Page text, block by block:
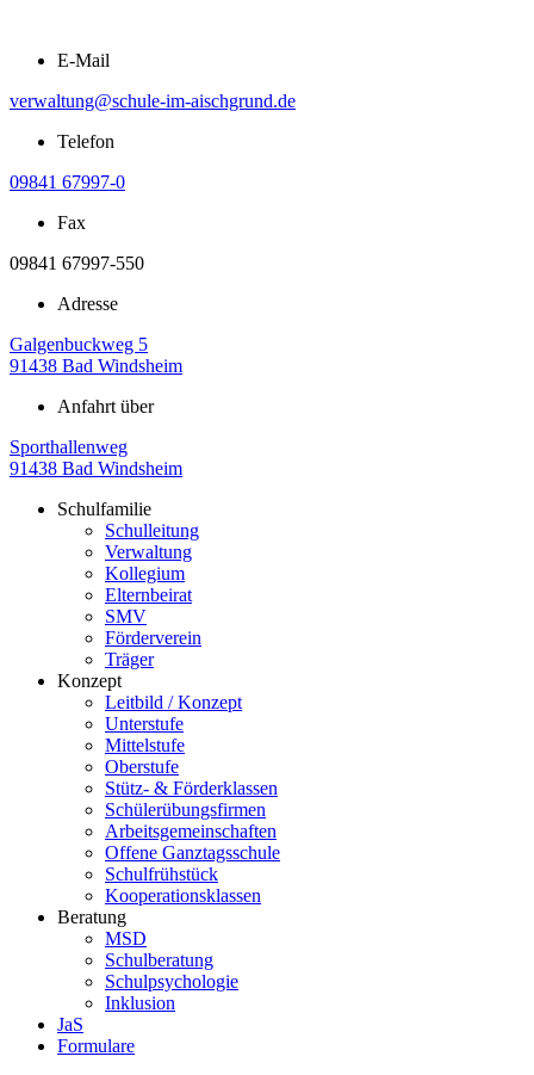
springenE-Mail
verwaltung@schule-im-aischgrund.de
Telefon
09841 67997-0
Fax
09841 67997-550
Adresse
Galgenbuckweg 5
91438 Bad Windsheim
Anfahrt über
Sporthallenweg
91438 Bad Windsheim
Schulfamilie
Schulleitung
Verwaltung
Kollegium
Elternbeirat
SMV
Förderverein
Träger
Konzept
Leitbild / Konzept
Unterstufe
Mittelstufe
Oberstufe
Stütz- & Förderklassen
Schülerübungsfirmen
Arbeitsgemeinschaften
Offene Ganztagsschule
Schulfrühstück
Kooperationsklassen
Beratung
MSD
Schulberatung
Schulpsychologie
Inklusion
JaS
Formulare